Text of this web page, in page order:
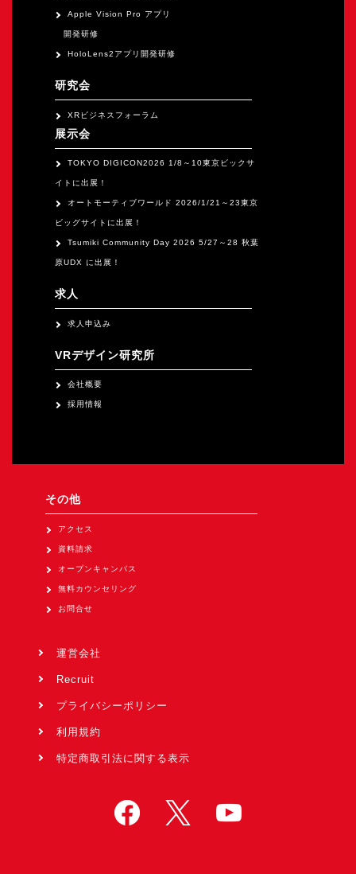
Apple Vision Pro アプリ
開発研修
HoloLens2アプリ開発研修
研究会
XRビジネスフォーラム
展示会
TOKYO DIGICON2026 1/8～10東京ビックサ
イトに出展！
オートモーティブワールド 2026/1/21～23東京
ビッグサイトに出展！
Tsumiki Community Day 2026 5/27～28 秋葉
原UDX に出展！
求人
求人申込み
VRデザイン研究所
会社概要
採用情報
その他
アクセス
資料請求
オープンキャンパス
無料カウンセリング
お問合せ
運営会社
Recruit
プライバシーポリシー
利用規約
特定商取引法に関する表示